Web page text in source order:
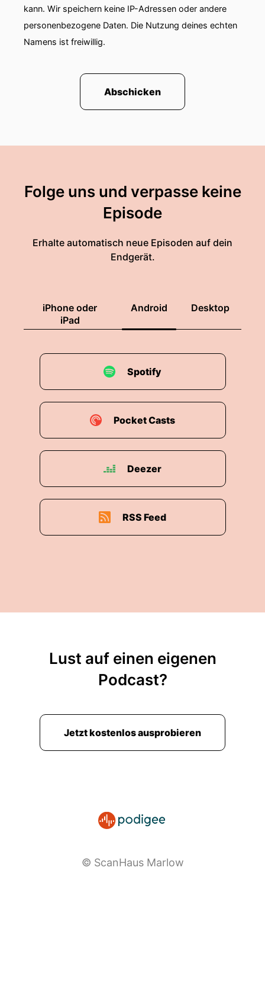
kann. Wir speichern keine IP-Adressen oder andere
personenbezogene Daten. Die Nutzung deines echten
Namens ist freiwillig.
Abschicken
Folge uns und verpasse keine
Episode
Erhalte automatisch neue Episoden auf dein
Endgerät.
iPhone oder
iPad
Android Desktop
Spotify
Pocket Casts
Deezer
RSS Feed
Lust auf einen eigenen
Podcast?
Jetzt kostenlos ausprobieren
© ScanHaus Marlow